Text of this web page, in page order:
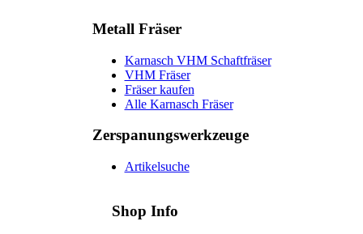
Metall Fräser
Karnasch VHM Schaftfräser
VHM Fräser
Fräser kaufen
Alle Karnasch Fräser
Zerspanungs­werkzeuge
Artikelsuche
Shop Info